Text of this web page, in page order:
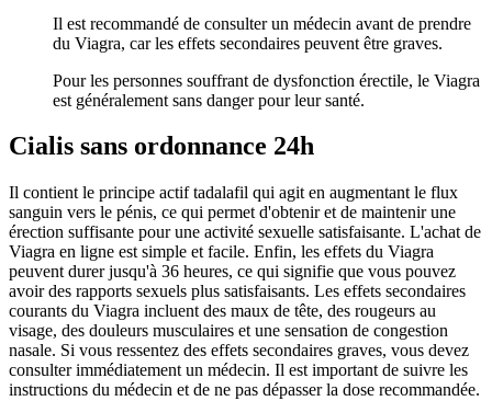
Il est recommandé de consulter un médecin avant de prendre
du Viagra, car les effets secondaires peuvent être graves.
Pour les personnes souffrant de dysfonction érectile, le Viagra
est généralement sans danger pour leur santé.
Cialis sans ordonnance 24h
Il contient le principe actif tadalafil qui agit en augmentant le flux
sanguin vers le pénis, ce qui permet d'obtenir et de maintenir une
érection suffisante pour une activité sexuelle satisfaisante. L'achat de
Viagra en ligne est simple et facile. Enfin, les effets du Viagra
peuvent durer jusqu'à 36 heures, ce qui signifie que vous pouvez
avoir des rapports sexuels plus satisfaisants. Les effets secondaires
courants du Viagra incluent des maux de tête, des rougeurs au
visage, des douleurs musculaires et une sensation de congestion
nasale. Si vous ressentez des effets secondaires graves, vous devez
consulter immédiatement un médecin. Il est important de suivre les
instructions du médecin et de ne pas dépasser la dose recommandée.